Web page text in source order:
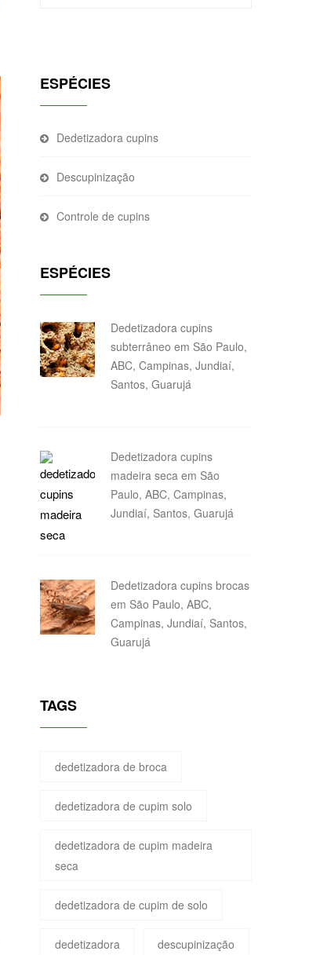
ESPÉCIES
Dedetizadora cupins
Descupinização
Controle de cupins
ESPÉCIES
Dedetizadora cupins
subterrâneo em São Paulo,
ABC, Campinas, Jundiaí,
Santos, Guarujá
Dedetizadora cupins
madeira seca em São
Paulo, ABC, Campinas,
Jundiaí, Santos, Guarujá
Dedetizadora cupins brocas
em São Paulo, ABC,
Campinas, Jundiaí, Santos,
Guarujá
TAGS
dedetizadora de broca
dedetizadora de cupim solo
dedetizadora de cupim madeira
seca
dedetizadora de cupim de solo
dedetizadora descupinização